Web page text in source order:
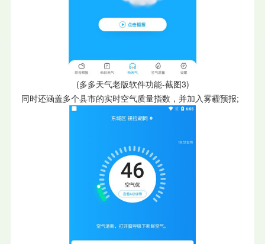
(多多天气老版软件功能-截图3)
同时还涵盖多个县市的实时空气质量指数，并加入雾霾预报;